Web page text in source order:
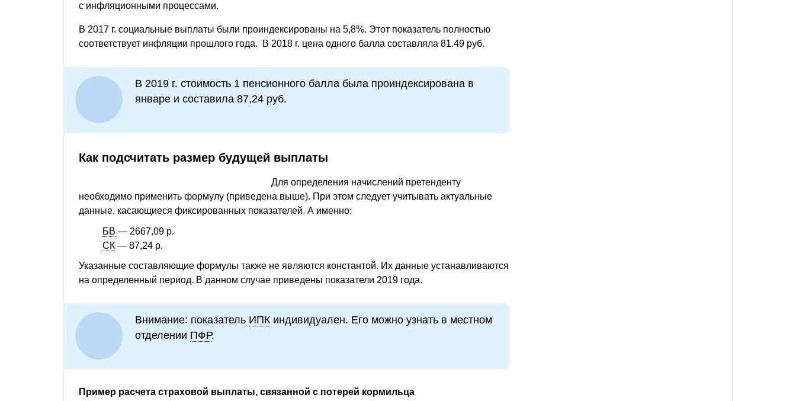
с инфляционными процессами.
В 2017 г. социальные выплаты были проиндексированы на 5,8%. Этот показатель полностью
соответствует инфляции прошлого года. В 2018 г. цена одного балла составляла 81.49 руб.
В 2019 г. стоимость 1 пенсионного балла была проиндексирована в
январе и составила 87,24 руб.
Как подсчитать размер будущей выплаты
Для определения начислений претенденту
необходимо применить формулу (приведена выше). При этом следует учитывать актуальные
данные, касающиеся фиксированных показателей. А именно:
БВ — 2667,09 р.
СК — 87,24 р.
Указанные составляющие формулы также не являются константой. Их данные устанавливаются
на определенный период. В данном случае приведены показатели 2019 года.
Внимание: показатель ИПКиндивидуален. Его можно узнать в местном
отделении ПФР.
Пример расчета страховой выплаты, связанной с потерей кормильца